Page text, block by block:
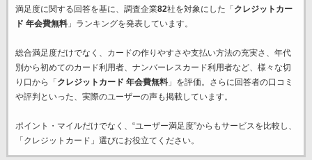
満足度に関する回答を基に、調査企業82社を対象にした「 クレジットカー
ド 年会費無料」ランキングを発表しています。
総合満足度だけでなく、カードの作りやすさや支払い方法の充実さ、年代
別から初めてのカード利用者、ナンバーレスカード利用者など、様々な切
り口から「 クレジットカード 年会費無料」を評価。さらに回答者の口コミ
や評判といった、実際のユーザーの声も掲載しています。
ポイント・マイルだけでなく、“ユーザー満足度”からもサービスを比較し、
「クレジットカード」選びにお役立てください。